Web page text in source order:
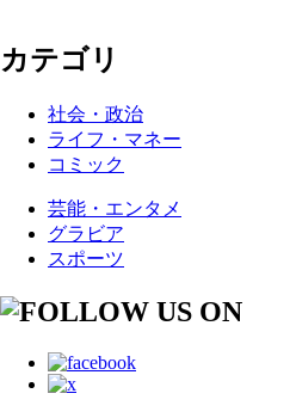
カテゴリ
社会・政治
ライフ・マネー
コミック
芸能・エンタメ
グラビア
スポーツ